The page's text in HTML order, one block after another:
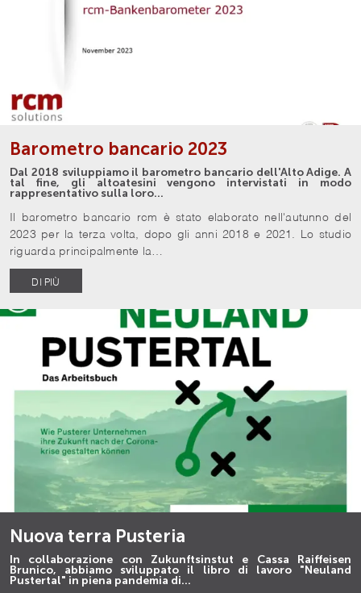
Barometro bancario 2023
Dal 2018 sviluppiamo il barometro bancario dell'Alto Adige. A
tal fine, gli altoatesini vengono intervistati in modo
rappresentativo sulla loro…
Il barometro bancario rcm è stato elaborato nell'autunno del
2023 per la terza volta, dopo gli anni 2018 e 2021. Lo studio
riguarda principalmente la…
DI PIÙ
Nuova terra Pusteria
In collaborazione con Zukunftsinstut e Cassa Raiffeisen
Brunico, abbiamo sviluppato il libro di lavoro "Neuland
Pustertal" in piena pandemia di…